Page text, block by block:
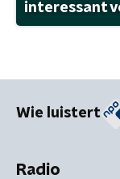
interessant
Wie luistert
Radio